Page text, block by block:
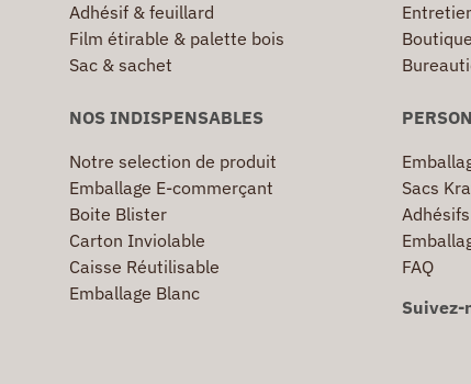
Adhésif & feuillard
Film étirable & palette bois
Sac & sachet
NOS INDISPENSABLES
Notre selection de produit
Emballage E-commerçant
Boite Blister
Carton Inviolable
Caisse Réutilisable
Emballage Blanc
Sacs
FAQ
Suivez-